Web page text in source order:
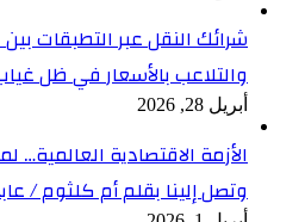
شرائك النقل عبر التطبقات
والتلاعب بالأسعار في ظل
أبريل 28, 2026
الأزمة الاقتصادية العالمية…
وتصل إلينا بقلم أم كلثوم /